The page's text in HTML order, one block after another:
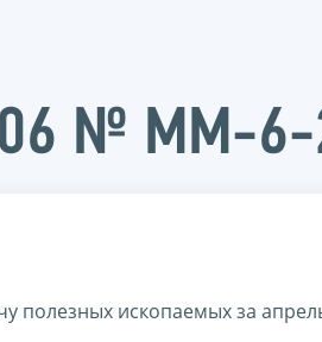
№ ММ-6-
полезных ископаемых за